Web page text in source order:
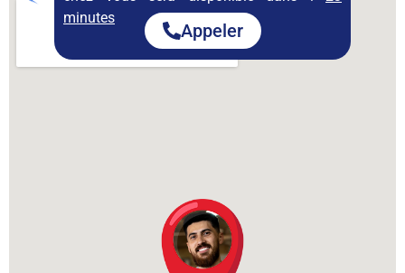
minutes
Appeler